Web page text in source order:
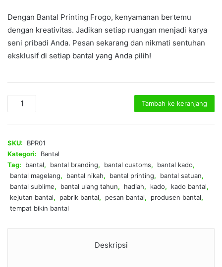
Dengan Bantal Printing Frogo, kenyamanan bertemu
dengan kreativitas. Jadikan setiap ruangan menjadi karya
seni pribadi Anda. Pesan sekarang dan nikmati sentuhan
eksklusif di setiap bantal yang Anda pilih!
Kuantitas
Bantal
Rectangle
Tambah ke keranjang
SKU:
BPR01
Kategori:
Bantal
Tag:
bantal, bantal branding, bantal customs, bantal kado,
bantal magelang, bantal nikah, bantal printing, bantal satuan,
bantal sublime, bantal ulang tahun, hadiah, kado, kado bantal,
kejutan bantal, pabrik bantal, pesan bantal, produsen bantal,
tempat bikin bantal
Deskripsi